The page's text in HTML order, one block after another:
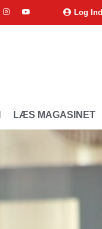
Log Ind
LÆS MAGASINET